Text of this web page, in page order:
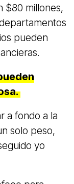
$80 millones,
pueden
a fondo a la
solo peso,
yo